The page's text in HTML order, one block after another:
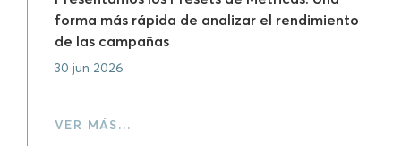
forma más rápida de analizar el rendimiento
de las campañas
30 jun 2026
VER MÁS…